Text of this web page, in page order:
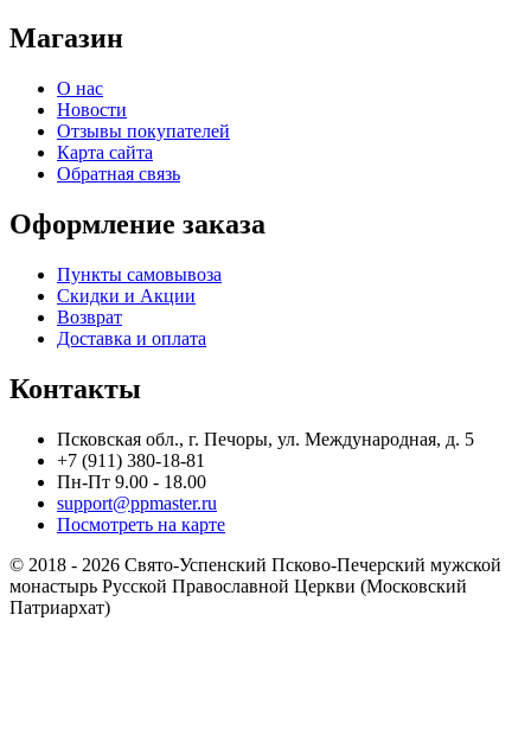
Магазин
О нас
Новости
Отзывы покупателей
Карта сайта
Обратная связь
Оформление заказа
Пункты самовывоза
Скидки и Акции
Возврат
Доставка и оплата
Контакты
Псковская обл., г. Печоры, ул. Международная, д. 5
+7 (911) 380-18-81
Пн-Пт 9.00 - 18.00
support@ppmaster.ru
Посмотреть на карте
© 2018 - 2026 Свято-Успенский Псково-Печерский мужской
монастырь Русской Православной Церкви (Московский
Патриархат)